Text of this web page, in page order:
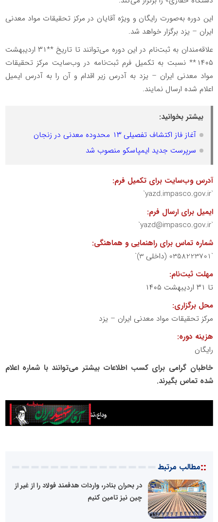
این دوره به‌صورت رایگان و ویژه آقایان در مرکز تحقیقات مواد معدنی
ایران – یزد برگزار خواهد شد.
علاقه‌مندان به ثبت‌نام در این دوره می‌توانند تا تاریخ **۳۱ اردیبهشت
۱۴۰۵** نسبت به تکمیل فرم ثبت‌نامه در وب‌سایت مرکز تحقیقات
مواد معدنی ایران – یزد به آدرس زیر اقدام و آن را به آدرس ایمیل
اعلام شده ارسال نمایند.
بیشتر بخوانید:
آغاز فاز اکتشاف تفصیلی ۱۳ محدوده معدنی در زنجان
سرپرست جدید ایمپاسکو منصوب شد
آدرس وب‌سایت برای تکمیل فرم:
`yazd.impasco.gov.ir`
ایمیل برای ارسال فرم:
`yazd@impasco.gov.ir`
شماره تماس برای راهنمایی و هماهنگی:
`0358223701 (داخلی 3)`
مهلت ثبت‌نام:
تا ۳۱ اردیبهشت ۱۴۰۵
محل برگزاری:
مرکز تحقیقات مواد معدنی ایران – یزد
هزینه دوره:
رایگان
خاطبان گرامی برای کسب اطلاعات بیشتر می‌توانند با شماره اعلام
شده تماس بگیرند.
::مطالب مرتبط
در بحران بنادر، واردات هدفمند فولاد را از غیر از
چین نیز تامین کنیم